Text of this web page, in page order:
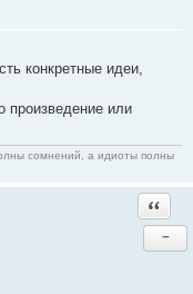
конкретные идеи,
произведение или
сомнений, а идиоты полны
−